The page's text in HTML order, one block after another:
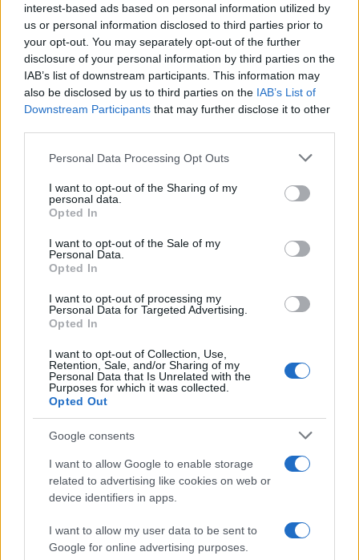
interest-based ads based on personal information utilized by
us or personal information disclosed to third parties prior to
your opt-out. You may separately opt-out of the further
disclosure of your personal information by third parties on the
IAB’s list of downstream participants. This information may
also be disclosed by us to third parties on the IAB’s List of
Downstream Participants that may further disclose it to other
Please note that this website/app uses one or more Google
not limited to your visit or usage behaviour. You may click to
grant or deny consent to Google and its third-party tags to
use your data for below specified purposes in below Google
consent section.
Personal Data Processing Opt Outs
I want to opt-out of the Sharing of my
personal data.
Opted In
I want to opt-out of the Sale of my
Personal Data.
Opted In
I want to opt-out of processing my
Personal Data for Targeted Advertising.
Opted In
I want to opt-out of Collection, Use,
Retention, Sale, and/or Sharing of my
Personal Data that Is Unrelated with the
Purposes for which it was collected.
Opted Out
Google consents
I want to allow Google to enable storage
related to advertising like cookies on web or
device identifiers in apps.
I want to allow my user data to be sent to
Google for online advertising purposes.
διαπραγματεύσεις σε τεχνικό επίπεδο–
συνεχίζουν να εμφανίζουν αποκλίσεις, ενώ το
ίδιο το χρονοδιάγραμμα παραμένει ασαφές. Η
εχεράνη δεν επιβεβαίωσε ότι η υπογραφή, όπως
είπε ο Τραμπ, θα γίνει σήμερα.
Αν τα χάσατε
Κλειστό μέχρι νεοτέρας το
Εκρηκτικό κοκτέιλ